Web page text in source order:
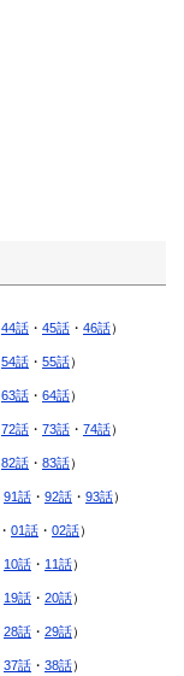
44話 ・ 45話 ・ 46話）
54話 ・ 55話）
63話 ・ 64話）
72話 ・ 73話 ・ 74話）
82話 ・ 83話）
91話 ・ 92話 ・ 93話）
・ 01話 ・ 02話）
10話 ・ 11話）
19話 ・ 20話）
28話 ・ 29話）
37話 ・ 38話）